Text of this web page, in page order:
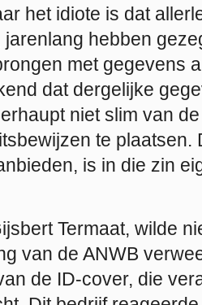
het idiote is dat
hebben
met gegevens
dat dergelijke
niet slim van
te plaatsen.
is in die zin
Termaat, wilde
van de ANWB
de ID-cover, die